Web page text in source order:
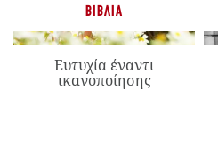
ΒΙΒΛΊΑ
Ευτυχία έναντι
ικανοποίησης